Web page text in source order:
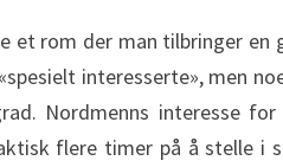
et rom der man tilbringer
interesserte», men
Nordmenns interesse
flere timer på å stelle